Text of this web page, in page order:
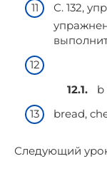
С. 132,
b
bread,
Следующий